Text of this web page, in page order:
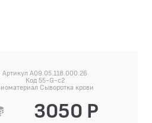
Артикул A09.05.118.000.26
Код 55-G-c2
Сыворотка крови
3050 Р